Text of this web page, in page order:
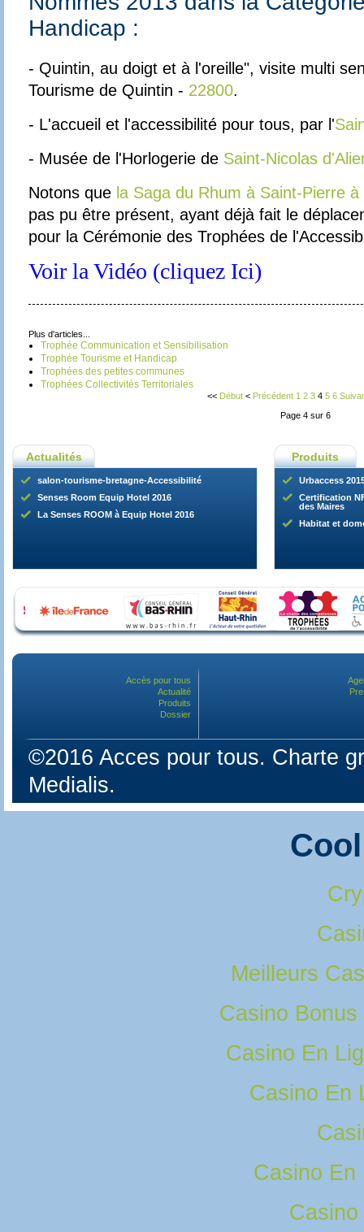
Handicap :
- Quintin, au doigt et à l'oreille", visite multi
Tourisme de Quintin - 22800.
- L'accueil et l'accessibilité pour tous, par l'
- Musée de l'Horlogerie de Saint-Nicolas
Notons que la Saga du Rhum à Saint-Pierre
pas pu être présent, ayant déjà fait le
pour la Cérémonie des Trophées de
Voir la Vidéo (cliquez Ici)
Plus d'articles...
Trophée Communication et Sensibilisation
Trophée Tourisme et Handicap
Trophées des petites communes
Trophées Collectivités Territoriales
<< Début < Précédent 1 2 3 4 5 6
Page 4 sur 6
Actualités
salon-tourisme-bretagne-Accessibilité
Senses Room Equip Hotel 2016
La Senses ROOM à Equip Hotel 2016
Produits
Urbaccess
Certification
des Maires
Habitat et
Accès pour tous
Actualité
Produits
Dossier
©2016 Acces pour tous. Charte
Medialis.
Meilleurs
Casino
Casino En
Casino En
Casino En